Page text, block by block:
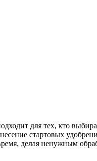
для тех, кто
стартовых
делая ненужным